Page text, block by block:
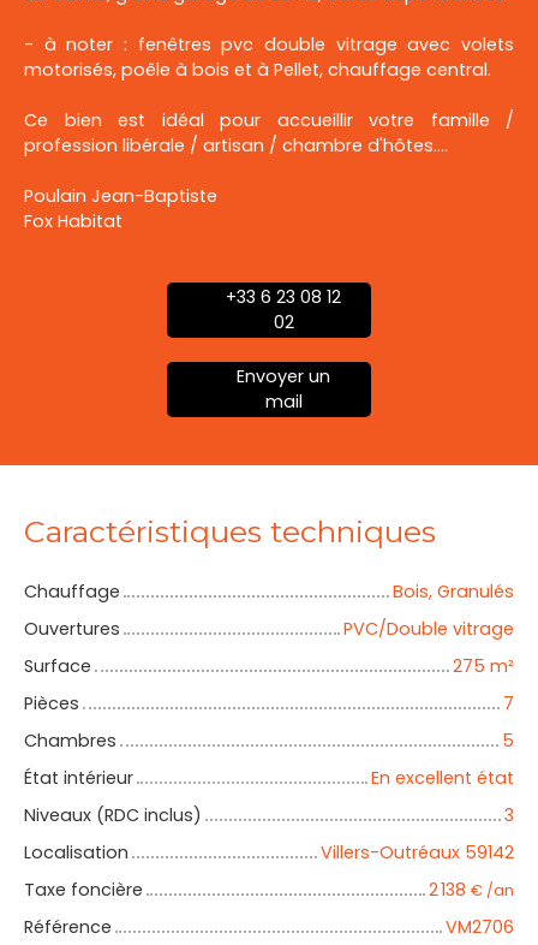
- à noter : fenêtres pvc double vitrage avec volets
motorisés, poêle à bois et à Pellet, chauffage central.
Ce bien est idéal pour accueillir votre famille /
profession libérale / artisan / chambre d'hôtes....
Poulain Jean-Baptiste
Fox Habitat
+33 6 23 08 12
02
Envoyer un
mail
Caractéristiques techniques
Chauffage
Bois, Granulés
Ouvertures
PVC/Double vitrage
Surface
275 m²
Pièces
7
Chambres
5
État intérieur
En excellent état
Niveaux (RDC inclus)
3
Localisation
Villers-Outréaux 59142
Taxe foncière
2 138 € /an
Référence VM2706